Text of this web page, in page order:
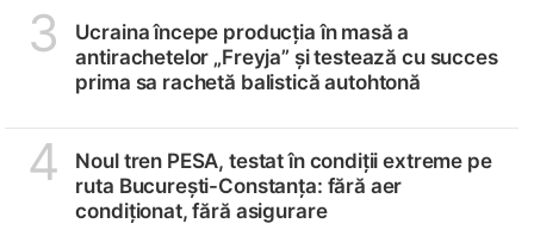
3
Ucraina începe producția în masă a
antirachetelor „Freyja” și testează cu succes
prima sa rachetă balistică autohtonă
4
Noul tren PESA, testat în condiții extreme pe
ruta București-Constanța: fără aer
condiționat, fără asigurare